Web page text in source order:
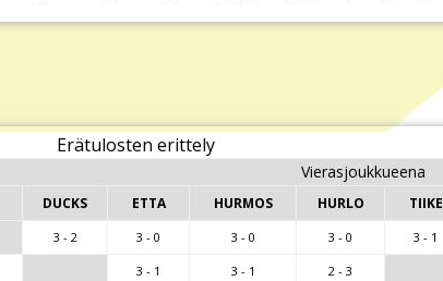
Erätulosten erittely
Vierasjoukkueena
DUCKS ETTA HURMOS HURLO TIIKE
3 - 2 3 - 0 3 - 0 3 - 0 3 - 1
3 - 1 3 - 1 2 - 3